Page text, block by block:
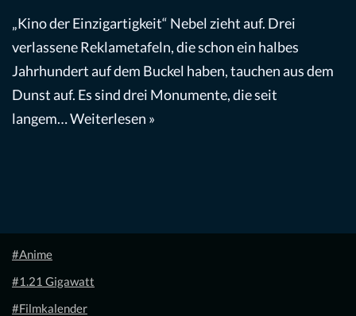
„Kino der Einzigartigkeit“ Nebel zieht auf. Drei
verlassene Reklametafeln, die schon ein halbes
Jahrhundert auf dem Buckel haben, tauchen aus dem
Dunst auf. Es sind drei Monumente, die seit
langem…Weiterlesen »
#Anime
#1.21 Gigawatt
#Filmkalender